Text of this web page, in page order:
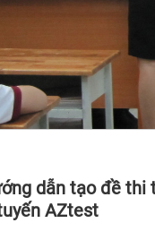
dẫn tạo đề
AZtest